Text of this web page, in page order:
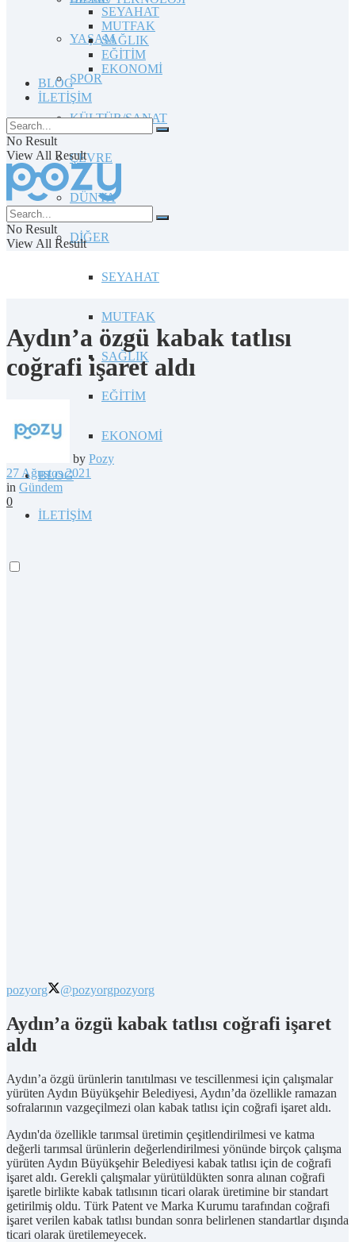
YAŞAM
SPOR
KÜLTÜR/SANAT
ÇEVRE
DÜNYA
DİĞER
SEYAHAT
MUTFAK
SAĞLIK
EĞİTİM
EKONOMİ
BLOG
İLETİŞİM
SEYAHAT
MUTFAK
SAĞLIK
EĞİTİM
EKONOMİ
BLOG
İLETİŞİM
No Result
View All Result
No Result
View All Result
Aydın’a özgü kabak tatlısı
coğrafi işaret aldı
by Pozy
27 Ağustos 2021
in Gündem
0
pozyorg @pozyorgpozyorg
Aydın’a özgü kabak tatlısı coğrafi işaret
aldı
Aydın’a özgü ürünlerin tanıtılması ve tescillenmesi için çalışmalar
yürüten Aydın Büyükşehir Belediyesi, Aydın’da özellikle ramazan
sofralarının vazgeçilmezi olan kabak tatlısı için coğrafi işaret aldı.
Aydın'da özellikle tarımsal üretimin çeşitlendirilmesi ve katma
değerli tarımsal ürünlerin değerlendirilmesi yönünde birçok çalışma
yürüten Aydın Büyükşehir Belediyesi kabak tatlısı için de coğrafi
işaret aldı. Gerekli çalışmalar yürütüldükten sonra alınan coğrafi
işaretle birlikte kabak tatlısının ticari olarak üretimine bir standart
getirilmiş oldu. Türk Patent ve Marka Kurumu tarafından coğrafi
işaret verilen kabak tatlısı bundan sonra belirlenen standartlar dışında
ticari olarak üretilemeyecek.